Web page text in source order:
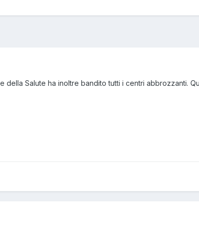
Salute ha inoltre bandito tutti i centri abbrozzanti.